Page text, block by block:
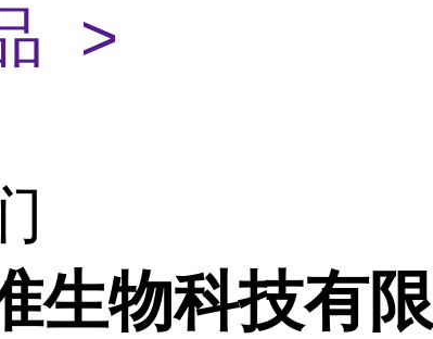
>
生物科技有